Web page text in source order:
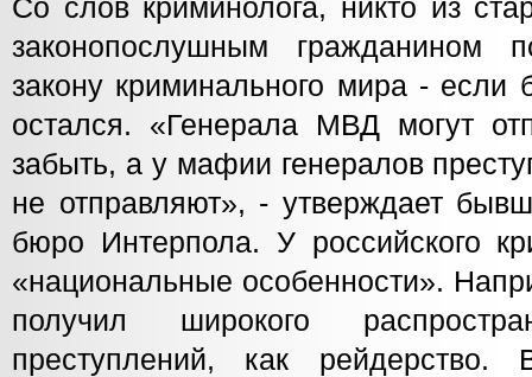
Со слов криминолога, никто из
законопослушным гражданином
закону криминального мира -
остался. «Генерала МВД могут
забыть, а у мафии генералов
не отправляют», - утверждает
бюро Интерпола. У российского
«национальные особенности».
получил широкого
преступлений, как рейдерство.